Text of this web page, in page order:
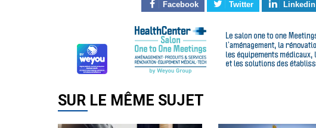
Facebook Twitter Linkedin
SUR LE MÊME SUJET